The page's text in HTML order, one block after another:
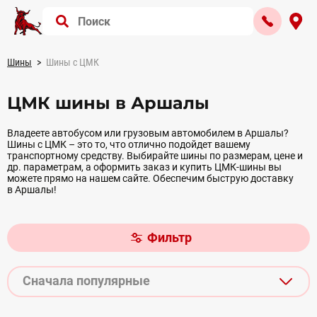
Шины Шины с ЦМК
ЦМК шины в Аршалы
Владеете автобусом или грузовым автомобилем в Аршалы?
Шины с ЦМК – это то, что отлично подойдет вашему
транспортному средству. Выбирайте шины по размерам, цене и
др. параметрам, а оформить заказ и купить ЦМК-шины вы
можете прямо на нашем сайте. Обеспечим быструю доставку
в Аршалы!
Фильтр
Сначала популярные